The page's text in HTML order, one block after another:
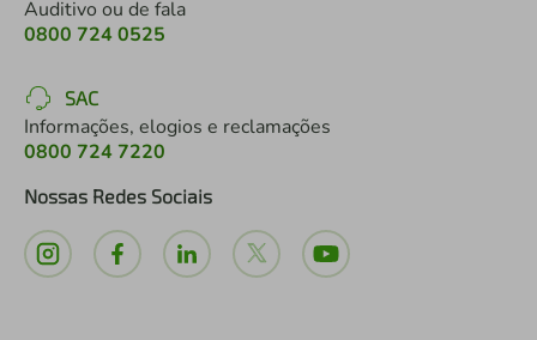
Auditivo ou de fala
0800 724 0525
SAC
Informações, elogios e reclamações
0800 724 7220
Nossas Redes Sociais